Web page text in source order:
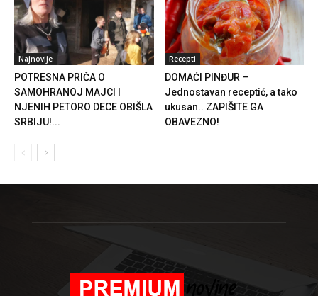
Najnovije
POTRESNA PRIČA O
SAMOHRANOJ MAJCI I
NJENIH PETORO DECE OBIŠLA
SRBIJU!...
Recepti
DOMAĆI PINĐUR –
Jednostavan receptić, a tako
ukusan.. ZAPIŠITE GA
OBAVEZNO!